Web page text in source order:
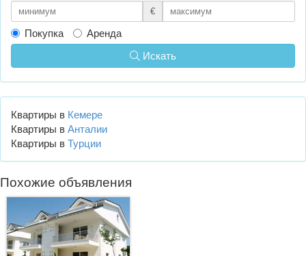
€
Покупка
Аренда
Искать
Квартиры в Кемере
Квартиры в Анталии
Квартиры в Турции
Похожие объявления